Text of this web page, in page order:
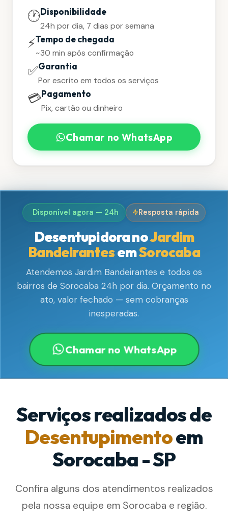
🕐Disponibilidade
24h por dia, 7 dias por semana
⚡Tempo de chegada
~30 min após confirmação
✅Garantia
Por escrito em todos os serviços
💳Pagamento
Pix, cartão ou dinheiro
Chamar no WhatsApp
Disponível agora — 24h Resposta rápida
Desentupidora noJardim
BandeirantesemSorocaba
Atendemos Jardim Bandeirantes e todos os
bairros de Sorocaba 24h por dia. Orçamento no
ato, valor fechado — sem cobranças
inesperadas.
Chamar no WhatsApp
Serviços realizados de
Desentupimentoem
Sorocaba - SP
Confira alguns dos atendimentos realizados
pela nossa equipe em Sorocaba e região.